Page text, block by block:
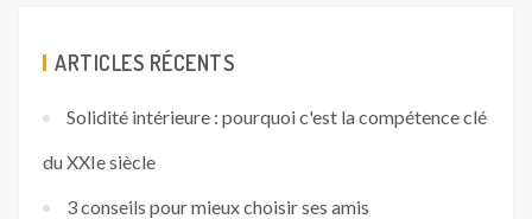
ARTICLES RÉCENTS
Solidité intérieure : pourquoi c'est la compétence clé
du XXIe siècle
3 conseils pour mieux choisir ses amis